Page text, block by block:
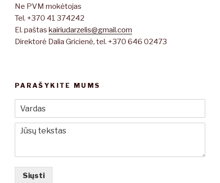
Ne PVM mokėtojas
Tel. +370 41 374242
El. paštas kairiudarzelis@gmail.com
Direktorė Dalia Gricienė, tel. +370 646 02473
PARAŠYKITE MUMS
Siųsti